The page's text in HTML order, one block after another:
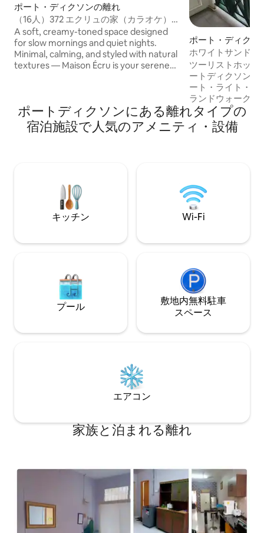
ポート・ディクソンの離れ
（16人）372 エクリュの家（カラオケ）
（バーベキュー）（スヌーカー）
A soft, creamy-toned space designed
for slow mornings and quiet nights.
Minimal, calming, and styled with natural
textures — Maison Écru is your serene
ZUS Coffee, Starbucks, McDonald’s and
etc nearby 欢迎来到 Maison Écru 奶白之
家， 一处为你准备的温柔空间。 奶油米白
麦当劳与其他著名连锁店
ポート・ディクソ
ホワイトサンドビ
お部屋でのプライ
ツーリストホットスポッ
ートディクソンヨッ
ート・ライト・ビ
ランドウォークウ
3分 軍事博物館
院- 5分 Sri Anjeneayar Temple - 5分 プサ
スダ- 2分 装飾魚
ド・ウェスト・カ
テーマパーク- 15
アンド・ミュージ
ャド灯台- 15分
ポートディクソンにある離れタイプの
宿泊施設で人気のアメニティ・設備
キッチン Wi-Fi
プール
敷地内無料駐⁠車
ス⁠ペ⁠ー⁠ス
エアコン
家族と泊まれる離れ